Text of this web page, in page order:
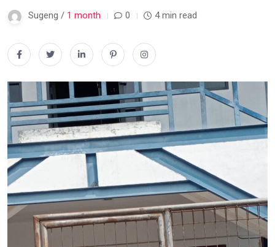
Sugeng / 1 month 0 4 min read